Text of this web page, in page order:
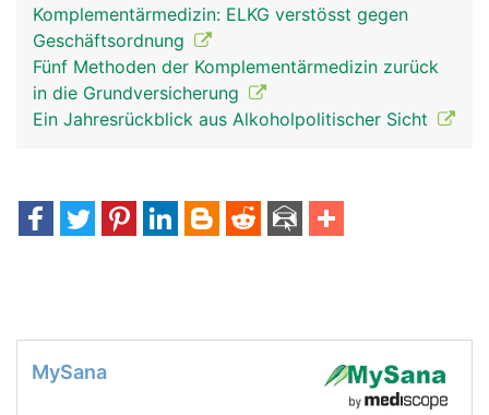
Komplementärmedizin: ELKG verstösst gegen
Geschäftsordnung
Fünf Methoden der Komplementärmedizin zurück
in die Grundversicherung
Ein Jahresrückblick aus Alkoholpolitischer Sicht
MySana